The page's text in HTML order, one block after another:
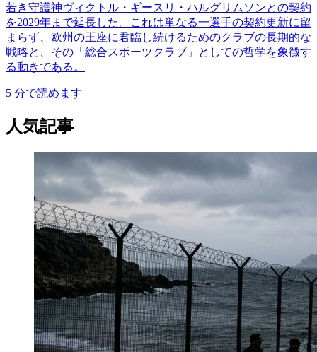
若き守護神ヴィクトル・ギースリ・ハルグリムソンとの契約
を2029年まで延長した。これは単なる一選手の契約更新に留
まらず、欧州の王座に君臨し続けるためのクラブの長期的な
戦略と、その「総合スポーツクラブ」としての哲学を象徴す
る動きである。
5 分で読めます
人気記事